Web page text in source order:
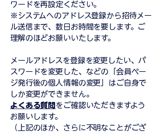
ワードを再設定ください。
※システムへのアドレス登録から招待メー
ル送信まで、数日お時間を要します。ご
理解のほどお願いいたします。
メールアドレスを登録を変更したい、パ
スワードを変更した、 などの「会員ペー
ジ発行後の個人情報の変更」はご自身で
しか変更ができません。
よくある質問 をご確認いただきますよう
お願いします。
（上記のほか、さらに不明なことがござ